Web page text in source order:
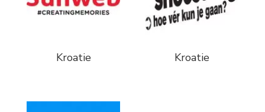
Kroatie Kroatie